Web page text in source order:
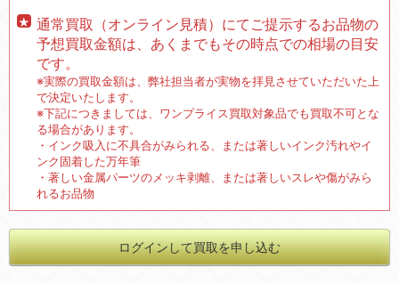
通常買取（オンライン見積）にてご提示するお品物の
予想買取金額は、あくまでもその時点での相場の目安
です。
※実際の買取金額は、弊社担当者が実物を拝見させていただいた上
で決定いたします。
※下記につきましては、ワンプライス買取対象品でも買取不可とな
る場合があります。
・インク吸入に不具合がみられる、または著しいインク汚れやイ
ンク固着した万年筆
・著しい金属パーツのメッキ剥離、または著しいスレや傷がみら
れるお品物
ログインして買取を申し込む